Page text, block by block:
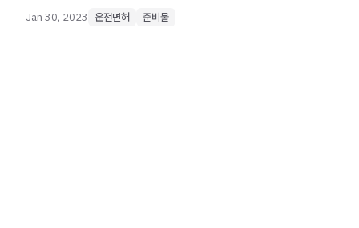
Jan 30, 2023 운전면허 준비물